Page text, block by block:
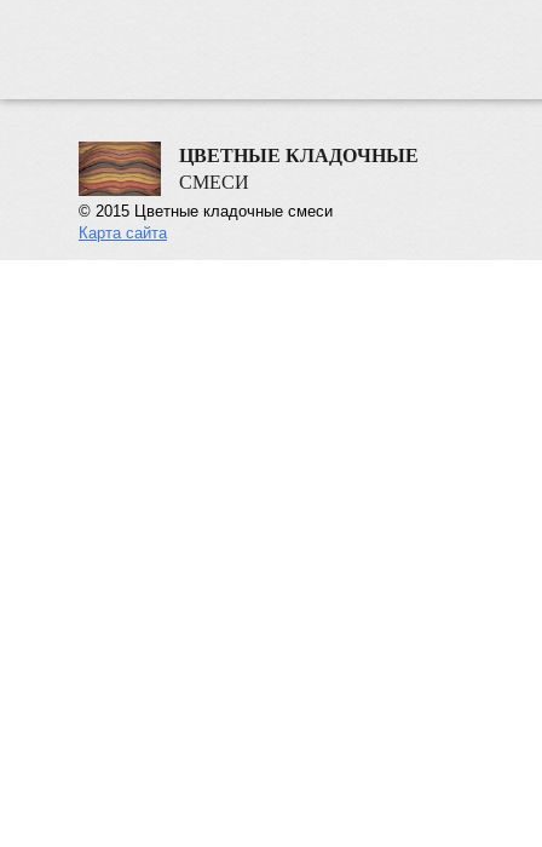
ЦВЕТНЫЕ КЛАДОЧНЫЕ
СМЕСИ
© 2015 Цветные кладочные смеси
Карта сайта